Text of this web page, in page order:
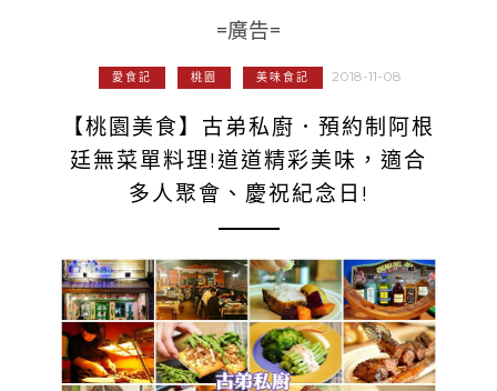
=廣告=
愛食記 桃園 美味食記 2018-11-08
【桃園美食】古弟私廚．預約制阿根
廷無菜單料理!道道精彩美味，適合
多人聚會、慶祝紀念日!